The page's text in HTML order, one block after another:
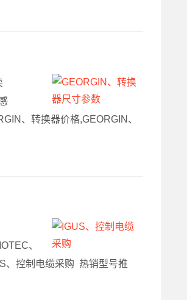
、转换器价格,GEORGIN、
、
、控制电缆采购 热销型号推